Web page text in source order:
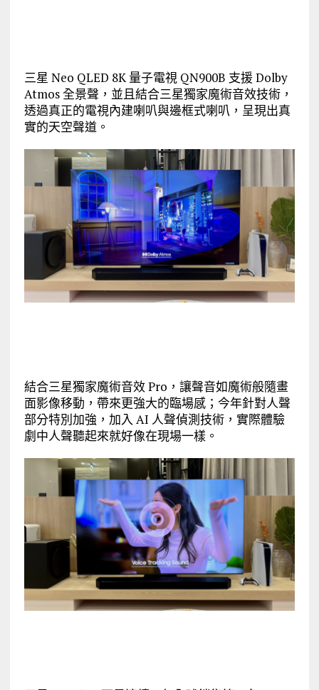
三星 Neo QLED 8K 量子電視 QN900B 支援 Dolby
Atmos 全景聲，並且結合三星獨家魔術音效技術，
透過真正的電視內建喇叭與邊框式喇叭，呈現出真
實的天空聲道。
結合三星獨家魔術音效 Pro，讓聲音如魔術般隨畫
面影像移動，帶來更強大的臨場感；今年針對人聲
部分特別加強，加入 AI 人聲偵測技術，實際體驗
劇中人聲聽起來就好像在現場一樣。